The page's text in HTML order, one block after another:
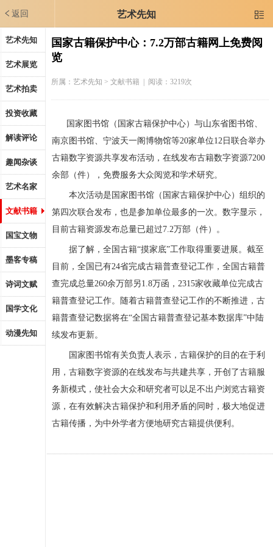
返回 艺术先知 
艺术先知
艺术展览
艺术拍卖
投资收藏
解读评论
趣闻杂谈
艺术名家
文献书籍
国宝文物
墨客专稿
诗词文赋
国学文化
动漫先知
国家古籍保护中心：7.2万部古籍网上免费阅
览
所属：艺术先知 > 文献书籍 | 阅读：3219次
国家图书馆（国家古籍保护中心）与山东省图书馆、
南京图书馆、宁波天一阁博物馆等20家单位12日联合举办
古籍数字资源共享发布活动，在线发布古籍数字资源7200
余部（件），免费服务大众阅览和学术研究。
本次活动是国家图书馆（国家古籍保护中心）组织的
第四次联合发布，也是参加单位最多的一次。数字显示，
目前古籍资源发布总量已超过7.2万部（件）。
据了解，全国古籍“摸家底”工作取得重要进展。截至
目前，全国已有24省完成古籍普查登记工作，全国古籍普
查完成总量260余万部另1.8万函，2315家收藏单位完成古
籍普查登记工作。随着古籍普查登记工作的不断推进，古
籍普查登记数据将在“全国古籍普查登记基本数据库”中陆
续发布更新。
国家图书馆有关负责人表示，古籍保护的目的在于利
用，古籍数字资源的在线发布与共建共享，开创了古籍服
务新模式，使社会大众和研究者可以足不出户浏览古籍资
源，在有效解决古籍保护和利用矛盾的同时，极大地促进
古籍传播，为中外学者方便地研究古籍提供便利。